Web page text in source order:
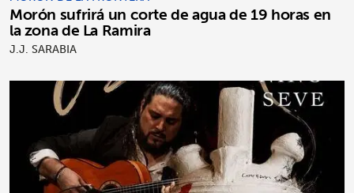
Morón sufrirá un corte de agua de 19 horas en
la zona de La Ramira
J.J. SARABIA